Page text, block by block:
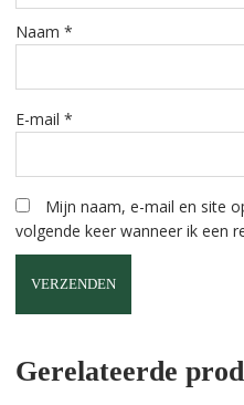
Naam *
E-mail *
Mijn naam, e-mail en site
volgende keer wanneer ik een
l
t
Gerelateerde